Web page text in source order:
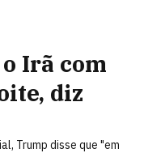
Irã com
diz
Trump disse que "em